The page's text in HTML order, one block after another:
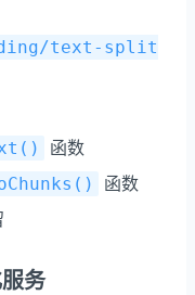
text-split
函数
函数
务